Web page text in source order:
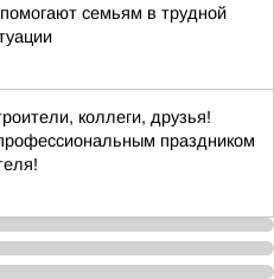
семьям в трудной
коллеги, друзья!
праздником